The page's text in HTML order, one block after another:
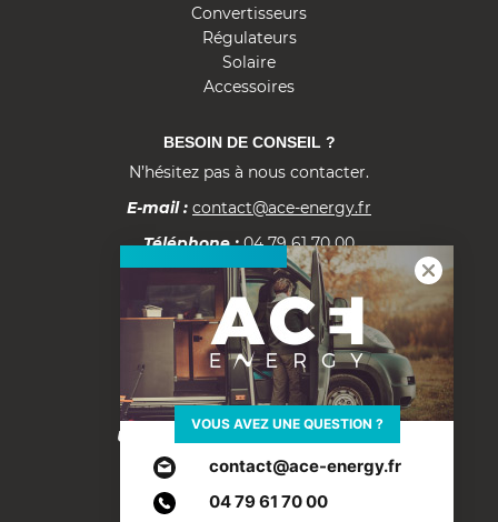
VOUS AVEZ UNE QUESTION ?
contact@ace-energy.fr
04 79 61 70 00
Convertisseurs
Régulateurs
Solaire
Accessoires
BESOIN DE CONSEIL ?
N’hésitez pas à nous contacter.
E-mail : contact@ace-energy.fr
Téléphone :04 79 61 70 00
Documentation
Fiche tarifs B2B
ACE ENERGY
Une marque d’ACE Électronique
200, rue du Semnoz, Albens
73410 ENTRELACS – FR
Visiter le site ACE Electronique